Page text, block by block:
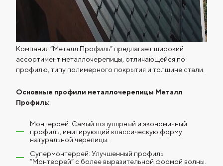
Компания “Металл Профиль” предлагает широкий
ассортимент металлочерепицы, отличающейся по
профилю, типу полимерного покрытия и толщине стали.
Основные профили металлочерепицы Металл
Профиль:
Монтеррей: Самый популярный и экономичный
профиль, имитирующий классическую форму
натуральной черепицы.
Супермонтеррей: Улучшенный профиль
“Монтеррей” с более выразительной формой волны.